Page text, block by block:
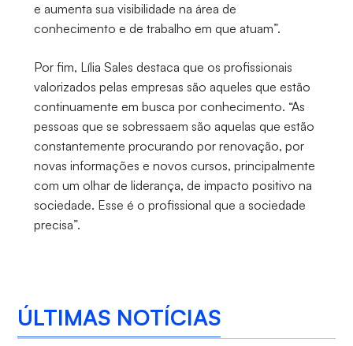
e aumenta sua visibilidade na área de
conhecimento e de trabalho em que atuam”.
Por fim, Lília Sales destaca que os profissionais
valorizados pelas empresas são aqueles que estão
continuamente em busca por conhecimento. “As
pessoas que se sobressaem são aquelas que estão
constantemente procurando por renovação, por
novas informações e novos cursos, principalmente
com um olhar de liderança, de impacto positivo na
sociedade. Esse é o profissional que a sociedade
precisa”.
ÚLTIMAS NOTÍCIAS